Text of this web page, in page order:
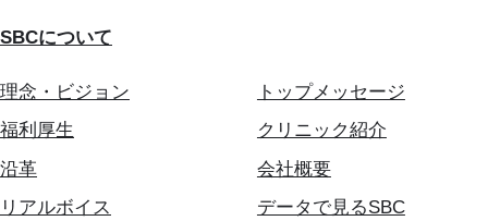
SBCについて
理念・ビジョン
トップメッセージ
福利厚生
クリニック紹介
沿革
会社概要
リアルボイス
データで見るSBC